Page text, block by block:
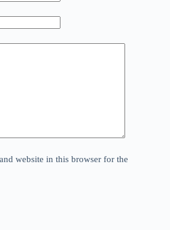
website in this browser for the